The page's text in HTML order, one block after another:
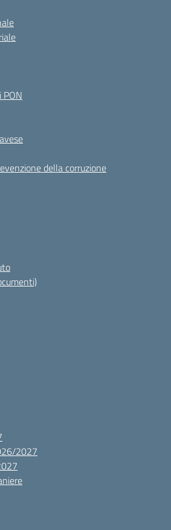
della corruzione
2027